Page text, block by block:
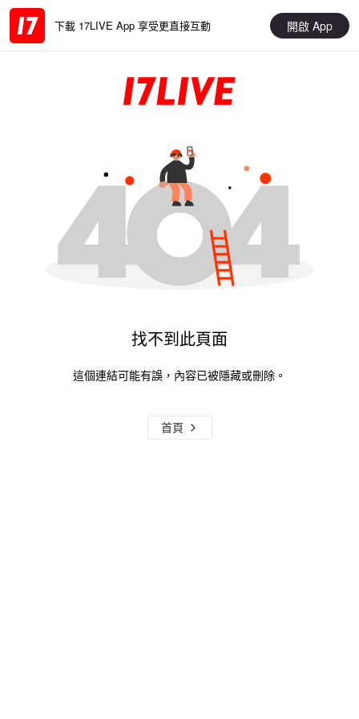
下載 17LIVE App 享受更直接互動 開啟 App
找不到此頁面
這個連結可能有誤，內容已被隱藏或刪除。
首頁